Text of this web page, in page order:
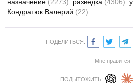
назначение (2273) разведка (4306)
Кондратюк Валерий (22)
ПОДЕЛИТЬСЯ:
Мне нравится
ПОДЫТОЖИТЬ: